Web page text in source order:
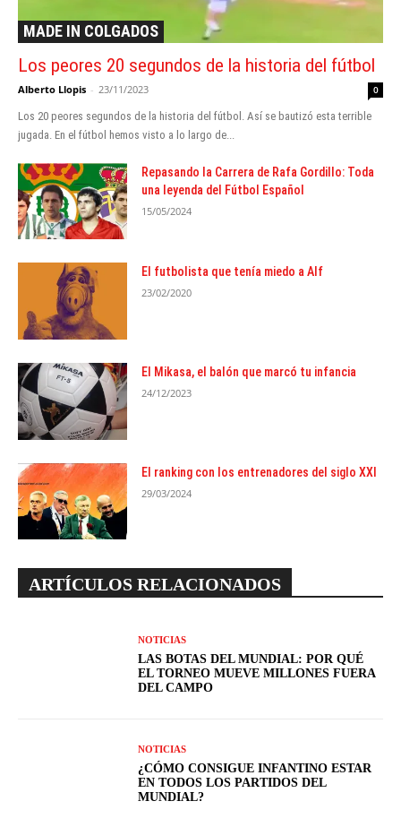
MADE IN COLGADOS
Los peores 20 segundos de la historia del fútbol
Alberto Llopis - 23/11/2023 0
Los 20 peores segundos de la historia del fútbol. Así se bautizó esta terrible
jugada. En el fútbol hemos visto a lo largo de...
Repasando la Carrera de Rafa Gordillo: Toda
una leyenda del Fútbol Español
15/05/2024
El futbolista que tenía miedo a Alf
23/02/2020
El Mikasa, el balón que marcó tu infancia
24/12/2023
El ranking con los entrenadores del siglo XXI
29/03/2024
ARTÍCULOS RELACIONADOS
NOTICIAS
LAS BOTAS DEL MUNDIAL: POR QUÉ
EL TORNEO MUEVE MILLONES FUERA
DEL CAMPO
NOTICIAS
¿CÓMO CONSIGUE INFANTINO ESTAR
EN TODOS LOS PARTIDOS DEL
MUNDIAL?